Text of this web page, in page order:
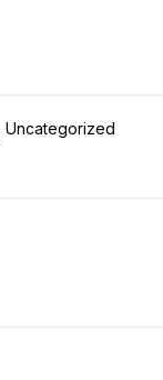
Uncategorized